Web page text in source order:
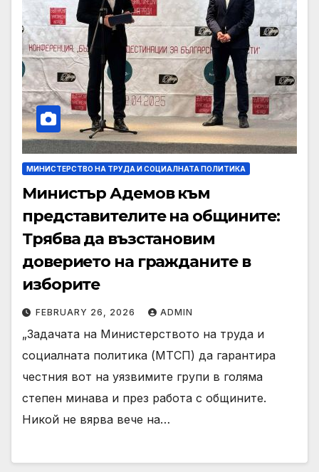
МИНИСТЕРСТВО НА ТРУДА И СОЦИАЛНАТА ПОЛИТИКА
Министър Адемов към
представителите на общините:
Трябва да възстановим
доверието на гражданите в
изборите
FEBRUARY 26, 2026 ADMIN
„Задачата на Министерството на труда и
социалната политика (МТСП) да гарантира
честния вот на уязвимите групи в голяма
степен минава и през работа с общините.
Никой не вярва вече на…